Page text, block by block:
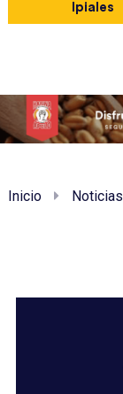
Ipiales
Inicio Noticias